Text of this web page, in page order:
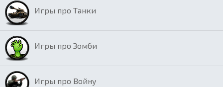
Игры про Танки
Игры про Зомби
Игры про Войну